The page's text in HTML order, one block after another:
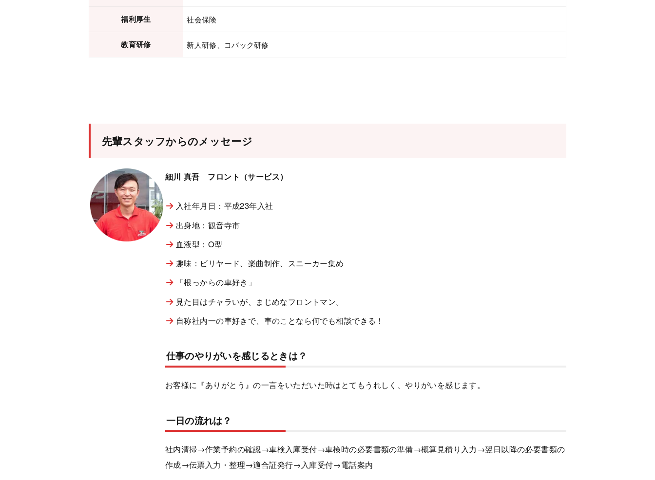
福利厚生 社会保険
教育研修 新人研修、コバック研修
先輩スタッフからのメッセージ
細川 真吾 フロント（サービス）
入社年月日：平成23年入社
出身地：観音寺市
血液型：O型
趣味：ビリヤード、楽曲制作、スニーカー集め
「根っからの車好き」
見た目はチャラいが、まじめなフロントマン。
自称社内一の車好きで、車のことなら何でも相談できる！
仕事のやりがいを感じるときは？
お客様に『ありがとう』の一言をいただいた時はとてもうれしく、やりがいを感じます。
一日の流れは？
社内清掃→作業予約の確認→車検入庫受付→車検時の必要書類の準備→概算見積り入力→翌日以降の必要書類の
作成→伝票入力・整理→適合証発行→入庫受付→電話案内